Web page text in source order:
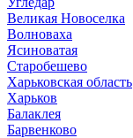
Великая Новоселка
Волноваха
Ясиноватая
Старобешево
Харьковская область
Харьков
Балаклея
Барвенково